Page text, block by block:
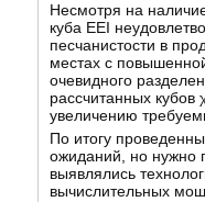
Несмотря на
куба EEI
песчанистости в
местах с
очевидного
рассчитанных кубов
увеличению
По итогу
ожиданий, но нужно
выявлялись
вычислительных